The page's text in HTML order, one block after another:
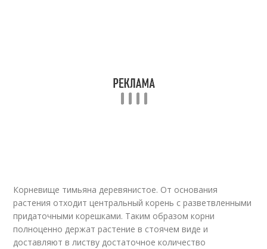
Корневище тимьяна деревянистое. От основания
растения отходит центральный корень с разветвленными
придаточными корешками. Таким образом корни
полноценно держат растение в стоячем виде и
доставляют в листву достаточное количество